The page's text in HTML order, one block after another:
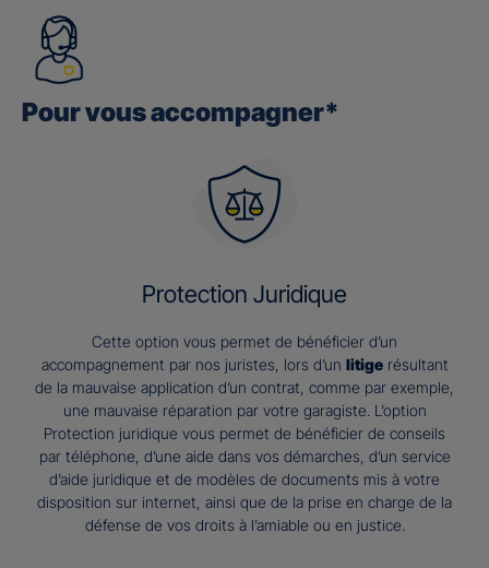
Pour vous accompagner*
Protection Juridique
Cette option vous permet de bénéficier d’un
accompagnement par nos juristes, lors d’un litigerésultant
de la mauvaise application d’un contrat, comme par exemple,
une mauvaise réparation par votre garagiste. L’option
Protection juridique vous permet de bénéficier de conseils
par téléphone, d’une aide dans vos démarches, d’un service
d’aide juridique et de modèles de documents mis à votre
disposition sur internet, ainsi que de la prise en charge de la
défense de vos droits à l’amiable ou en justice.